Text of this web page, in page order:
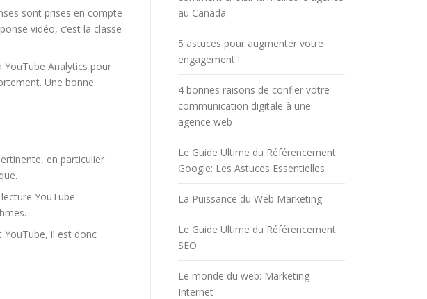
sont prises en compte
vidéo, c’est la classe
YouTube Analytics pour
Une bonne
en particulier
YouTube
il est donc
au Canada
5 astuces pour augmenter votre
engagement !
4 bonnes raisons de confier votre
communication digitale à une
agence web
Le Guide Ultime du Référencement
Google: Les Astuces Essentielles
La Puissance du Web Marketing
Le Guide Ultime du Référencement
SEO
Le monde du web: Marketing
Internet